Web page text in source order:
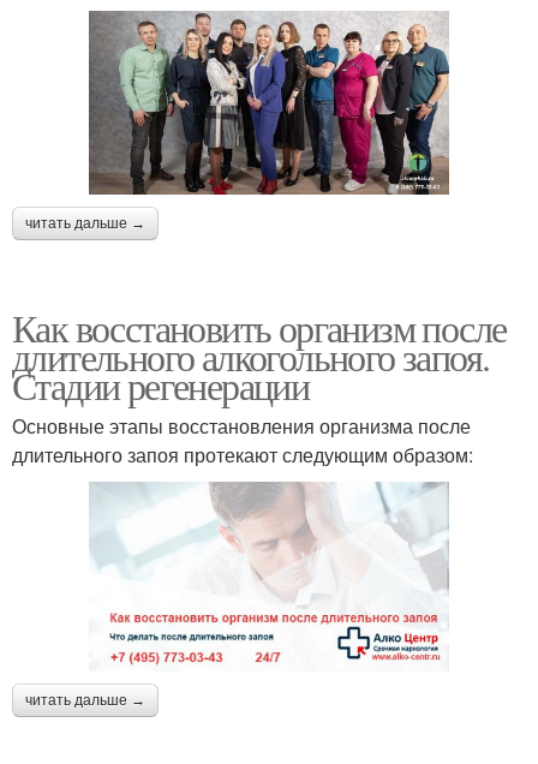
читать дальше →
Как восстановить организм после
длительного алкогольного запоя.
Стадии регенерации
Основные этапы восстановления организма после
длительного запоя протекают следующим образом:
читать дальше →